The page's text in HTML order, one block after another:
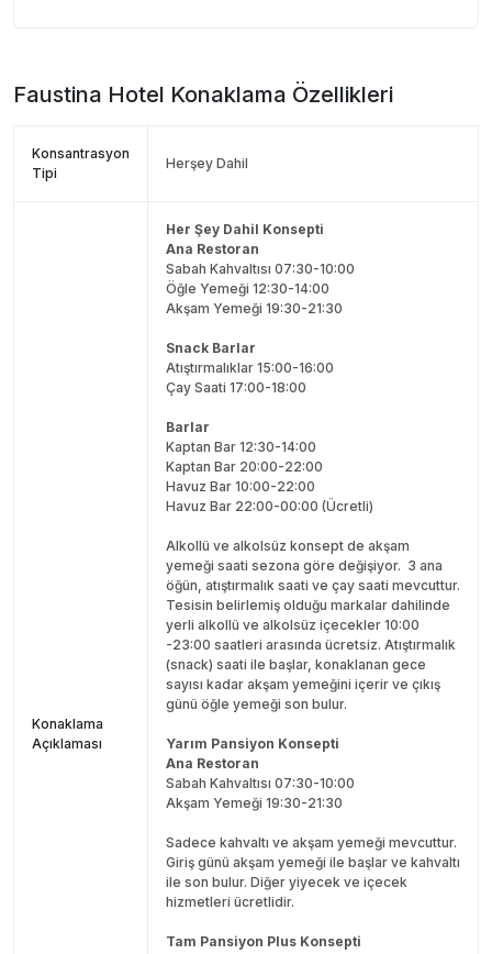
Faustina Hotel Konaklama Özellikleri
Konsantrasyon
Tipi
Herşey Dahil
Konaklama
Açıklaması
Her Şey Dahil Konsepti
Ana Restoran
Sabah Kahvaltısı 07:30-10:00
Öğle Yemeği 12:30-14:00
Akşam Yemeği 19:30-21:30
Snack Barlar
Atıştırmalıklar 15:00-16:00
Çay Saati 17:00-18:00
Barlar
Kaptan Bar 12:30-14:00
Kaptan Bar 20:00-22:00
Havuz Bar 10:00-22:00
Havuz Bar 22:00-00:00 (Ücretli)
Alkollü ve alkolsüz konsept de akşam
yemeği saati sezona göre değişiyor. 3 ana
öğün, atıştırmalık saati ve çay saati mevcuttur.
Tesisin belirlemiş olduğu markalar dahilinde
yerli alkollü ve alkolsüz içecekler 10:00
-23:00 saatleri arasında ücretsiz. Atıştırmalık
(snack) saati ile başlar, konaklanan gece
sayısı kadar akşam yemeğini içerir ve çıkış
günü öğle yemeği son bulur.
Yarım Pansiyon Konsepti
Ana Restoran
Sabah Kahvaltısı 07:30-10:00
Akşam Yemeği 19:30-21:30
Sadece kahvaltı ve akşam yemeği mevcuttur.
Giriş günü akşam yemeği ile başlar ve kahvaltı
ile son bulur. Diğer yiyecek ve içecek
hizmetleri ücretlidir.
Tam Pansiyon Plus Konsepti